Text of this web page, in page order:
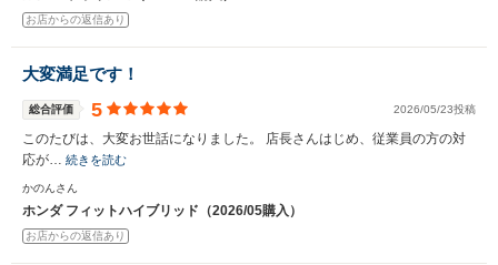
お店からの返信あり
大変満足です！
総合評価 5 2026/05/23投稿
このたびは、大変お世話になりました。 店長さんはじめ、従業員の方の対
応が… 続きを読む
かのんさん
ホンダ フィットハイブリッド（2026/05購入）
お店からの返信あり